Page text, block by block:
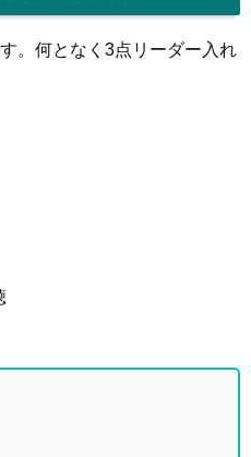
。何となく3点リーダー入れ